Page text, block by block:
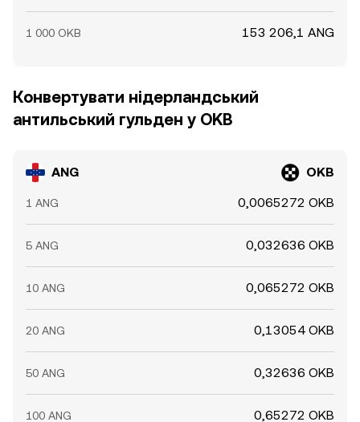
1 000 OKB 153 206,1 ANG
Конвертувати нідерландський
антильський гульден у OKB
ANG OKB
1 ANG 0,0065272 OKB
5 ANG 0,032636 OKB
10 ANG 0,065272 OKB
20 ANG 0,13054 OKB
50 ANG 0,32636 OKB
100 ANG 0,65272 OKB